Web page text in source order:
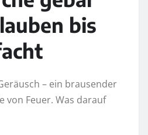
bis
– ein brausender
von Feuer. Was darauf